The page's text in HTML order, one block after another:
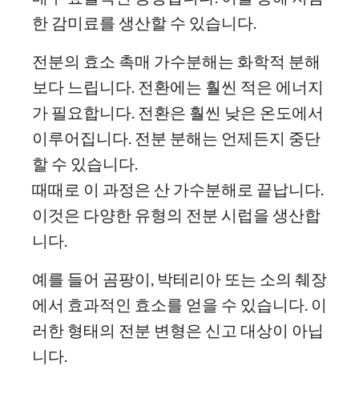
한 감미료를 생산할 수 있습니다.
전분의 효소 촉매 가수분해는 화학적 분해
보다 느립니다. 전환에는 훨씬 적은 에너지
가 필요합니다. 전환은 훨씬 낮은 온도에서
이루어집니다. 전분 분해는 언제든지 중단
할 수 있습니다.
때때로 이 과정은 산 가수분해로 끝납니다.
이것은 다양한 유형의 전분 시럽을 생산합
니다.
예를 들어 곰팡이, 박테리아 또는 소의 췌장
에서 효과적인 효소를 얻을 수 있습니다. 이
러한 형태의 전분 변형은 신고 대상이 아닙
니다.